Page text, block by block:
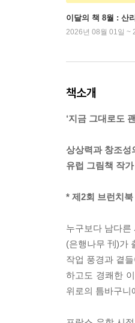
이달의 책 8월 : 산
2026년 08월 01일 ~
책소개
‘지금 그대로도
상상력과 창조성
유럽 그림책 작
* 제2회 브런치
누구보다 남다
(은행나무 刊)가
작업 풍경과 곁
하고도 경쾌한
위로의 틈바구니